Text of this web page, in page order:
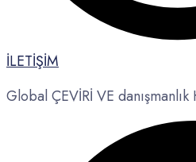
İLETİŞİM
Global ÇEVİRİ VE danışmanlık